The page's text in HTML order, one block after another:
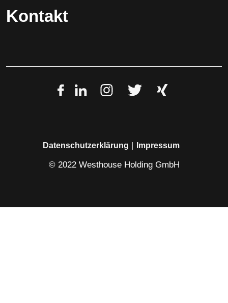
Kontakt
Datenschutzerklärung Impressum
© 2022 Westhouse Holding GmbH